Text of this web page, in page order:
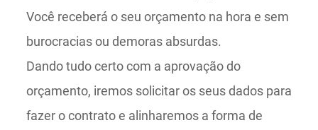
Você receberá o seu orçamento na hora e sem
burocracias ou demoras absurdas.
Dando tudo certo com a aprovação do
orçamento, iremos solicitar os seus dados para
fazer o contrato e alinharemos a forma de